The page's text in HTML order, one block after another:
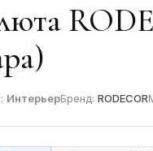
ИнтерьерБренд: RODECOR